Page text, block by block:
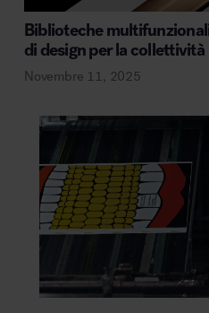
Biblioteche
di design per la collettività
Novembre 11, 2025